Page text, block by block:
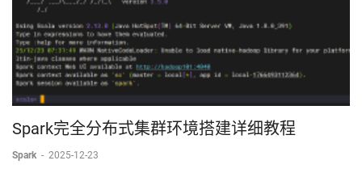
Spark完全分布式集群环境搭建详细教程
Spark - 2025-12-23